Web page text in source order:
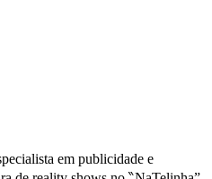
em publicidade e